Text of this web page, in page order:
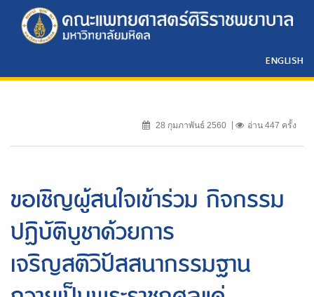
ENGLISH
28 กุมภาพันธ์ 2560 อ่าน 447 ครั้ง
ขอเชิญผู้สนใจเข้าร่วม กิจกรรม
ปฏิบัติบูชาด้วยการ
เจริญสติวิปัสสนากรรมฐาน